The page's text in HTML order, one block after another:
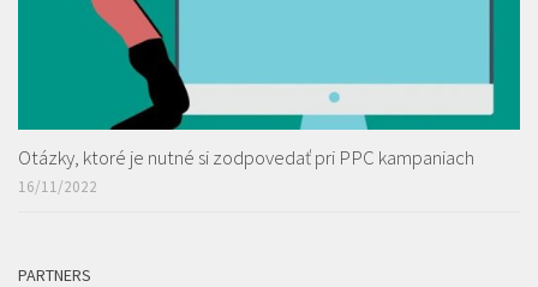
Otázky, ktoré je nutné si zodpovedať pri PPC kampaniach
16/11/2022
PARTNERS